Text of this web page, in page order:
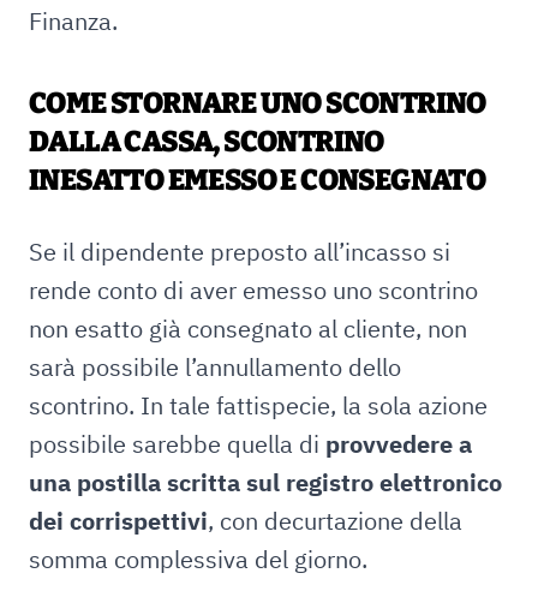
Finanza.
COME STORNARE UNO SCONTRINO
DALLA CASSA, SCONTRINO
INESATTO EMESSO E CONSEGNATO
Se il dipendente preposto all’incasso si
rende conto di aver emesso uno scontrino
non esatto già consegnato al cliente, non
sarà possibile l’annullamento dello
scontrino. In tale fattispecie, la sola azione
possibile sarebbe quella di provvedere a
una postilla scritta sul registro elettronico
dei corrispettivi, con decurtazione della
somma complessiva del giorno.